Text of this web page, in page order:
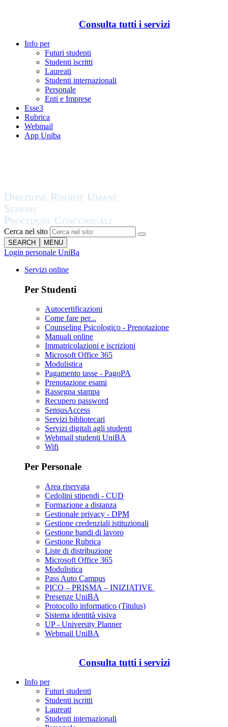
Consulta tutti i servizi
Info per
Futuri studenti
Studenti iscritti
Laureati
Studenti internazionali
Personale
Enti e Imprese
Esse3
Rubrica
Webmail
App Uniba
Cerca nel sito
SEARCH MENU
Login personale UniBa
Servizi online
Per Studenti
Autocertificazioni
Come fare per...
Counseling Psicologico - Prenotazione
Manuali online
Immatricolazioni e iscrizioni
Microsoft Office 365
Modulistica
Pagamento tasse - PagoPA
Prenotazione esami
Rassegna stampa
Recupero password
SensusAccess
Servizi bibliotecari
Servizi digitali agli studenti
Webmail studenti UniBA
Wifi
Per Personale
Area riservata
Cedolini stipendi - CUD
Formazione a distanza
Gestionale privacy - DPM
Gestione credenziali istituzionali
Gestione bandi di lavoro
Gestione Rubrica
Liste di distribuzione
Microsoft Office 365
Modulistica
Pass Auto Campus
PICO – PRISMA – INIZIATIVE
Presenze UniBA
Protocollo informatico (Titulus)
Sistema identità visiva
UP - University Planner
Webmail UniBA
Consulta tutti i servizi
Info per
Futuri studenti
Studenti iscritti
Laureati
Studenti internazionali